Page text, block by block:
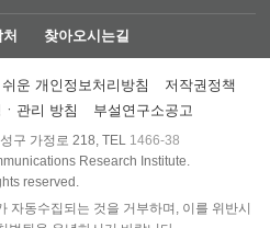
찾아오시는길
운 개인정보처리방침
저작권정책
관리 방침
부설연구소공고
구 가정로 218, TEL 1466-38
Research Institute.
reserved.
자동수집되는 것을 거부하며, 이를 위반시